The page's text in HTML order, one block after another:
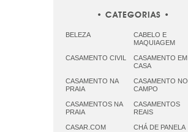
CATEGORIAS
BELEZA
CABELO E
MAQUIAGEM
CASAMENTO CIVIL
CASAMENTO EM
CASA
CASAMENTO NA
PRAIA
CASAMENTO NO
CAMPO
CASAMENTOS NA
PRAIA
CASAMENTOS
REAIS
CASAR.COM CHÁ DE PANELA